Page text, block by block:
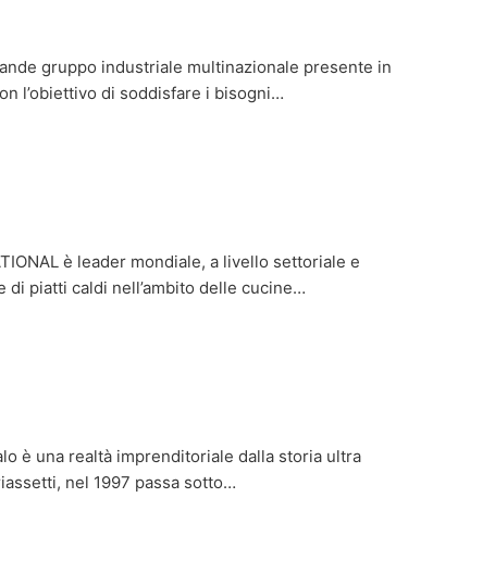
gruppo industriale multinazionale presente in
l’obiettivo di soddisfare i bisogni…
è leader mondiale, a livello settoriale e
piatti caldi nell’ambito delle cucine…
è una realtà imprenditoriale dalla storia ultra
nel 1997 passa sotto…